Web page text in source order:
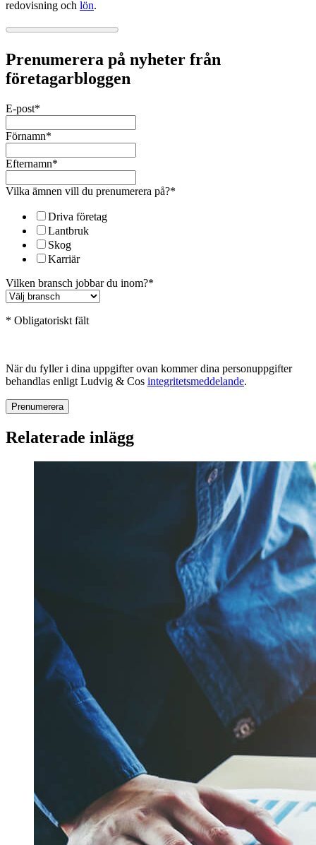
redovisning och lön.
Prenumerera på nyheter från
företagarbloggen
E-post*
Förnamn*
Efternamn*
Vilka ämnen vill du prenumerera på?*
Driva företag
Lantbruk
Skog
Karriär
Vilken bransch jobbar du inom?*
* Obligatoriskt fält
När du fyller i dina uppgifter ovan kommer dina personuppgifter
behandlas enligt Ludvig & Cos integritetsmeddelande.
Relaterade inlägg